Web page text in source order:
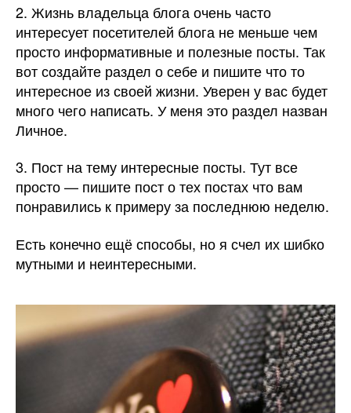
2. Жизнь владельца блога очень часто
интересует посетителей блога не меньше чем
просто информативные и полезные посты. Так
вот создайте раздел о себе и пишите что то
интересное из своей жизни. Уверен у вас будет
много чего написать. У меня это раздел назван
Личное.
3. Пост на тему интересные посты. Тут все
просто — пишите пост о тех постах что вам
понравились к примеру за последнюю неделю.
Есть конечно ещё способы, но я счел их шибко
мутными и неинтересными.